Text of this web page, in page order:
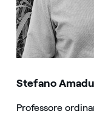
Stefano
Professore